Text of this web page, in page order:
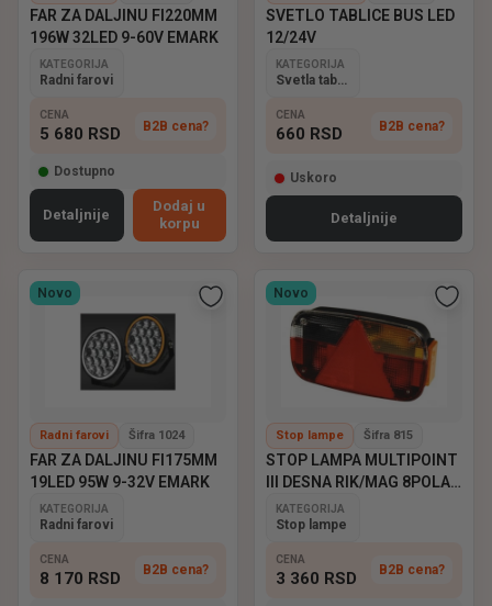
FAR ZA DALJINU FI220MM
196W 32LED 9-60V EMARK
KATEGORIJA
Radni farovi
CENA
5 680 RSD B2B cena?
Dostupno
Detaljnije
Dodaj u
korpu
SVETLO TABLICE BUS LED
12/24V
KATEGORIJA
Svetla tablice
CENA
660 RSD B2B cena?
Uskoro
Detaljnije
Novo
Radni farovi Šifra 1024
FAR ZA DALJINU FI175MM
19LED 95W 9-32V EMARK
KATEGORIJA
Radni farovi
CENA
8 170 RSD B2B cena?
Novo
Stop lampe Šifra 815
STOP LAMPA MULTIPOINT
III DESNA RIK/MAG 8POLA
ASPOCK
KATEGORIJA
Stop lampe
CENA
3 360 RSD B2B cena?